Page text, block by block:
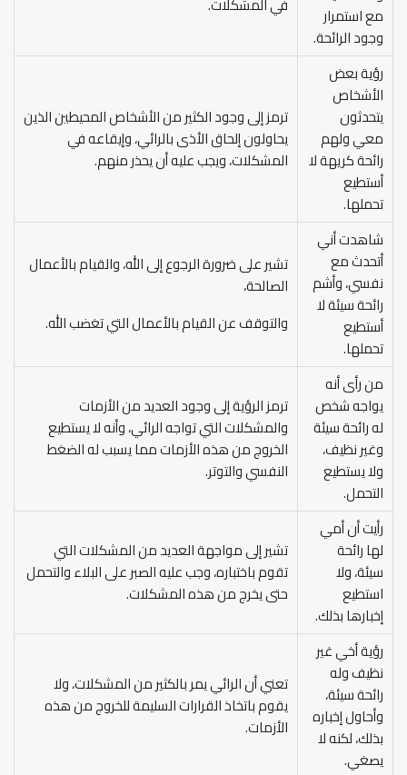
مع استمرار
وجود الرائحة.
في المشكلات.
رؤية بعض
الأشخاص
يتحدثون
معي ولهم
رائحة كريهة لا
أستطيع
تحملها.
ترمز إلى وجود الكثير من الأشخاص المحيطين الذين
يحاولون إلحاق الأذى بالرائي، وإيقاعه في
المشكلات، ويجب عليه أن يحذر منهم.
شاهدت أني
أتحدث مع
نفسي، وأشم
رائحة سيئة لا
أستطيع
تحملها.
تشير على ضرورة الرجوع إلى الله، والقيام بالأعمال
الصالحة،
والتوقف عن القيام بالأعمال التي تغضب الله.
من رأى أنه
يواجه شخص
له رائحة سيئة
وغير نظيف،
ولا يستطيع
التحمل.
ترمز الرؤية إلى وجود العديد من الأزمات
والمشكلات التي تواجه الرائي، وأنه لا يستطيع
الخروج من هذه الأزمات مما يسبب له الضغط
النفسي والتوتر.
رأيت أن أمي
لها رائحة
سيئة، ولا
استطيع
إخبارها بذلك.
تشير إلى مواجهة العديد من المشكلات التي
تقوم باختباره، وجب عليه الصبر على البلاء والتحمل
حتى يخرج من هذه المشكلات.
رؤية أخي غير
نظيف وله
رائحة سيئة،
وأحاول إخباره
بذلك، لكنه لا
يصغي.
تعني أن الرائي يمر بالكثير من المشكلات، ولا
يقوم باتخاذ القرارات السليمة للخروج من هذه
الأزمات.